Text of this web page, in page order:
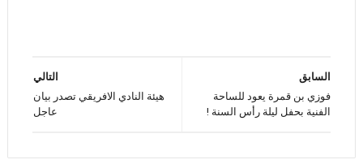
التالي
هيئة النادي الافريقي تصدر بيان
عاجل
السابق
فوزي بن قمرة يعود للساحة
الفنية بحفل ليلة رأس السنة !